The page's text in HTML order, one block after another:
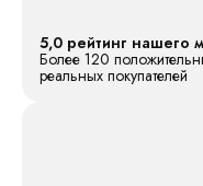
5,0 рейтинг нашего
Более 120
реальных покупателей